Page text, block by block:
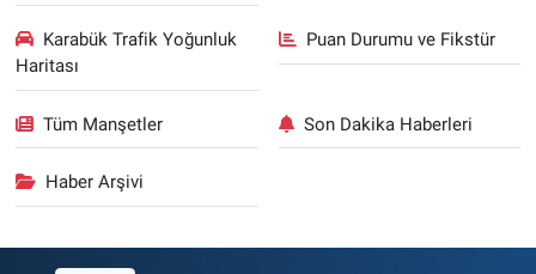
Karabük Trafik Yoğunluk
Haritası
Puan Durumu ve Fikstür
Tüm Manşetler Son Dakika Haberleri
Haber Arşivi